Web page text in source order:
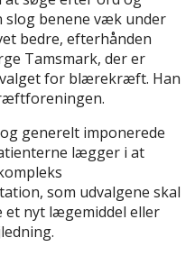
benene væk under
bedre, efterhånden
Tamsmark, der er
for blærekræft. Han
generelt imponerede
lægger i at
som udvalgene skal
et nyt lægemiddel eller